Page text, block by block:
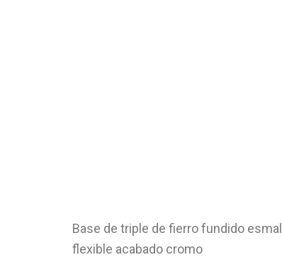
Base de triple de fierro fundido
flexible acabado cromo